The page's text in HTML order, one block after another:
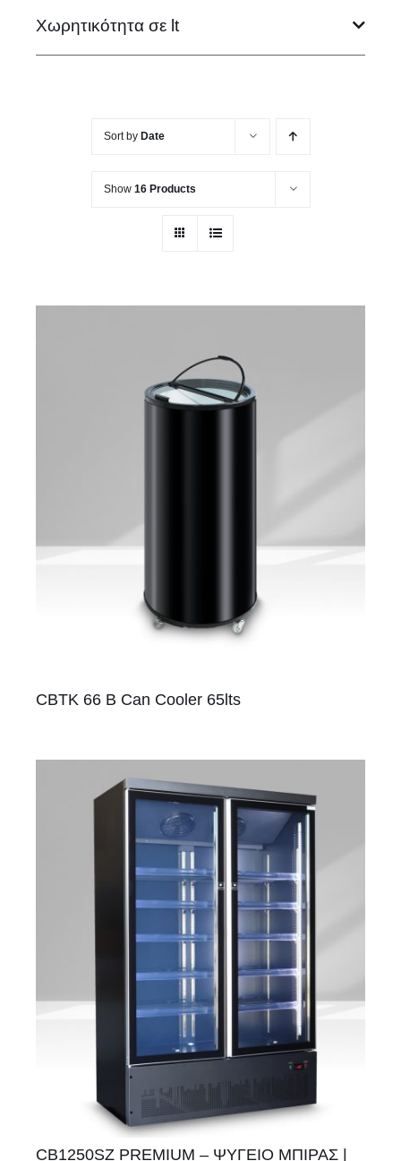
Χωρητικότητα σε lt
Sort by Date
Show 16 Products
CBTK 66 B Can Cooler 65lts
CB1250SZ PREMIUM – ΨΥΓΕΙΟ ΜΠΙΡΑΣ |